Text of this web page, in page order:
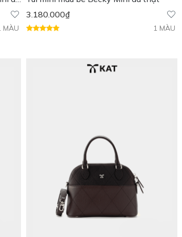
MÀU
3.180.000₫
1 MÀU